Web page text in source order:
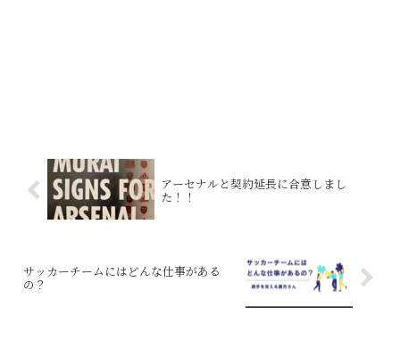
アーセナルと契約延長に合意しまし
た！！
サッカーチームにはどんな仕事がある
の？